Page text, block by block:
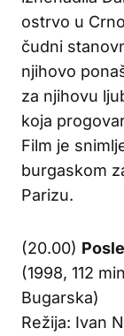
ostrvo u
čudni
njihovo
za njihovu
koja
Film je
burgaskom
Parizu.
(20.00)
(1998, 112
Bugarska)
Režija: Ivan